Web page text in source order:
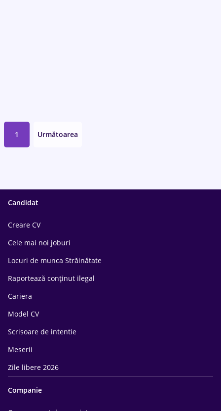
1 Următoarea
Candidat
Creare CV
Cele mai noi joburi
Locuri de munca Străinătate
Raportează conținut ilegal
Cariera
Model CV
Scrisoare de intentie
Meserii
Zile libere 2026
Companie